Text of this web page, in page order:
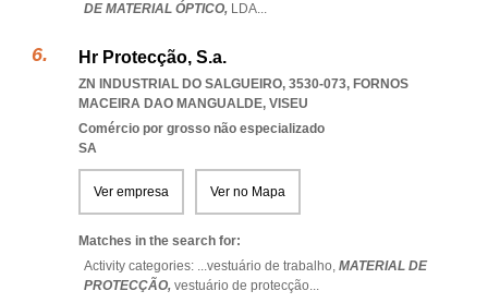
DE MATERIAL ÓPTICO, LDA...
Hr Protecção, S.a.
ZN INDUSTRIAL DO SALGUEIRO, 3530-073, FORNOS
MACEIRA DAO MANGUALDE, VISEU
Comércio por grosso não especializado
SA
Ver empresa Ver no Mapa
Matches in the search for:
Activity categories: ...vestuário de trabalho, MATERIAL DE
PROTECÇÃO, vestuário de protecção...